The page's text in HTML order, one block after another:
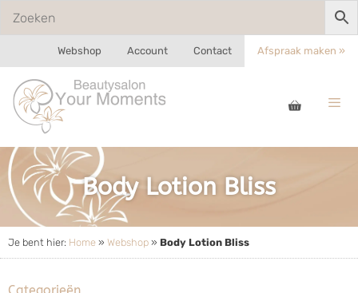
Webshop Account Contact Afspraak maken »
Body Lotion Bliss
Je bent hier: Home » Webshop » Body Lotion Bliss